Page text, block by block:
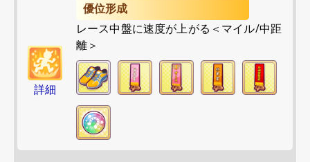
詳細
優位形成
レース中盤に速度が上がる＜マイル/中距
離＞